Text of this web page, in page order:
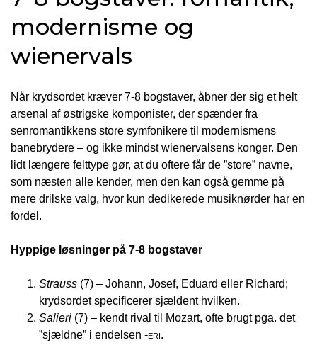
modernisme og
wienervals
Når krydsordet kræver 7-8 bogstaver, åbner der sig et helt
arsenal af østrigske komponister, der spænder fra
senromantikkens store symfonikere til modernismens
banebrydere – og ikke mindst wienervalsens konger. Den
lidt længere felttype gør, at du oftere får de ”store” navne,
som næsten alle kender, men den kan også gemme på
mere drilske valg, hvor kun dedikerede musiknørder har en
fordel.
Hyppige løsninger på 7-8 bogstaver
Strauss (7) – Johann, Josef, Eduard eller Richard;
krydsordet specificerer sjældent hvilken.
Salieri (7) – kendt rival til Mozart, ofte brugt pga. det
”sjældne” i endelsen -eri.